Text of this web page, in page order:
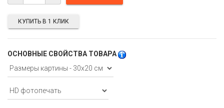
ОСНОВНЫЕ СВОЙСТВА ТОВАРА
КУПИТЬ В 1 КЛИК